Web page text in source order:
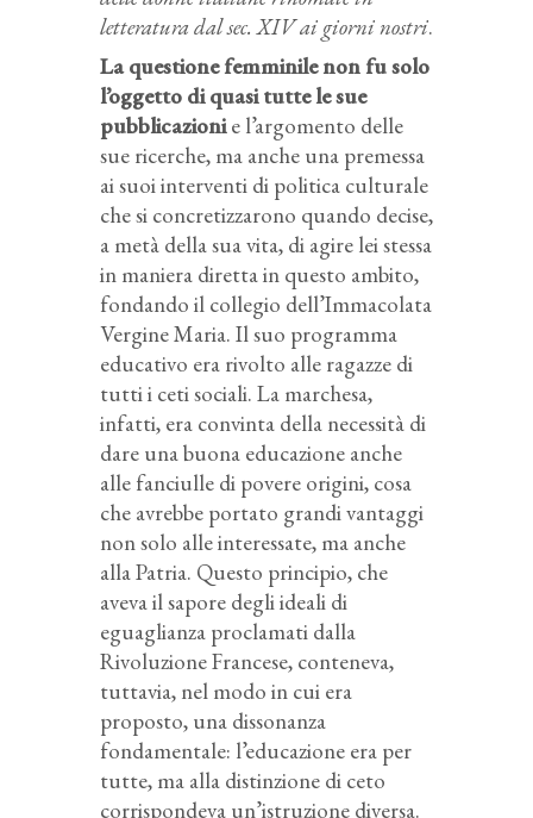
letteratura dal sec. XIV ai giorni nostri.
La questione femminile non fu solo
l’oggetto di quasi tutte le sue
pubblicazionie l’argomento delle
sue ricerche, ma anche una premessa
ai suoi interventi di politica culturale
che si concretizzarono quando decise,
a metà della sua vita, di agire lei stessa
in maniera diretta in questo ambito,
fondando il collegio dell’Immacolata
Vergine Maria. Il suo programma
educativo era rivolto alle ragazze di
tutti i ceti sociali. La marchesa,
infatti, era convinta della necessità di
dare una buona educazione anche
alle fanciulle di povere origini, cosa
che avrebbe portato grandi vantaggi
non solo alle interessate, ma anche
alla Patria. Questo principio, che
aveva il sapore degli ideali di
eguaglianza proclamati dalla
Rivoluzione Francese, conteneva,
tuttavia, nel modo in cui era
proposto, una dissonanza
fondamentale: l’educazione era per
tutte, ma alla distinzione di ceto
corrispondeva un’istruzione diversa.